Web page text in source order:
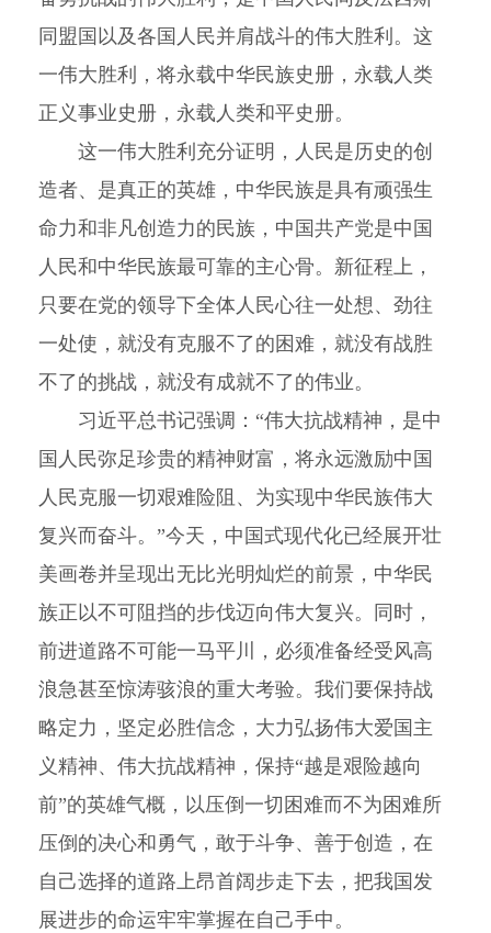
同盟国以及各国人民并肩战斗的伟大胜利。这
一伟大胜利，将永载中华民族史册，永载人类
正义事业史册，永载人类和平史册。
这一伟大胜利充分证明，人民是历史的创
造者、是真正的英雄，中华民族是具有顽强生
命力和非凡创造力的民族，中国共产党是中国
人民和中华民族最可靠的主心骨。新征程上，
只要在党的领导下全体人民心往一处想、劲往
一处使，就没有克服不了的困难，就没有战胜
不了的挑战，就没有成就不了的伟业。
习近平总书记强调：“伟大抗战精神，是中
国人民弥足珍贵的精神财富，将永远激励中国
人民克服一切艰难险阻、为实现中华民族伟大
复兴而奋斗。”今天，中国式现代化已经展开壮
美画卷并呈现出无比光明灿烂的前景，中华民
族正以不可阻挡的步伐迈向伟大复兴。同时，
前进道路不可能一马平川，必须准备经受风高
浪急甚至惊涛骇浪的重大考验。我们要保持战
略定力，坚定必胜信念，大力弘扬伟大爱国主
义精神、伟大抗战精神，保持“越是艰险越向
前”的英雄气概，以压倒一切困难而不为困难所
压倒的决心和勇气，敢于斗争、善于创造，在
自己选择的道路上昂首阔步走下去，把我国发
展进步的命运牢牢掌握在自己手中。